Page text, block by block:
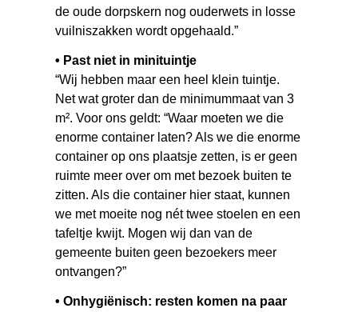
de oude dorpskern nog ouderwets in losse
vuilniszakken wordt opgehaald.”
• Past niet in minituintje
“Wij hebben maar een heel klein tuintje.
Net wat groter dan de minimummaat van 3
m². Voor ons geldt: “Waar moeten we die
enorme container laten? Als we die enorme
container op ons plaatsje zetten, is er geen
ruimte meer over om met bezoek buiten te
zitten. Als die container hier staat, kunnen
we met moeite nog nét twee stoelen en een
tafeltje kwijt. Mogen wij dan van de
gemeente buiten geen bezoekers meer
ontvangen?”
• Onhygiënisch: resten komen na paar